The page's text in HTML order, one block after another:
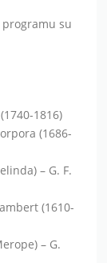
su
1816)
(1686-
– G. F.
(1610-
– G.